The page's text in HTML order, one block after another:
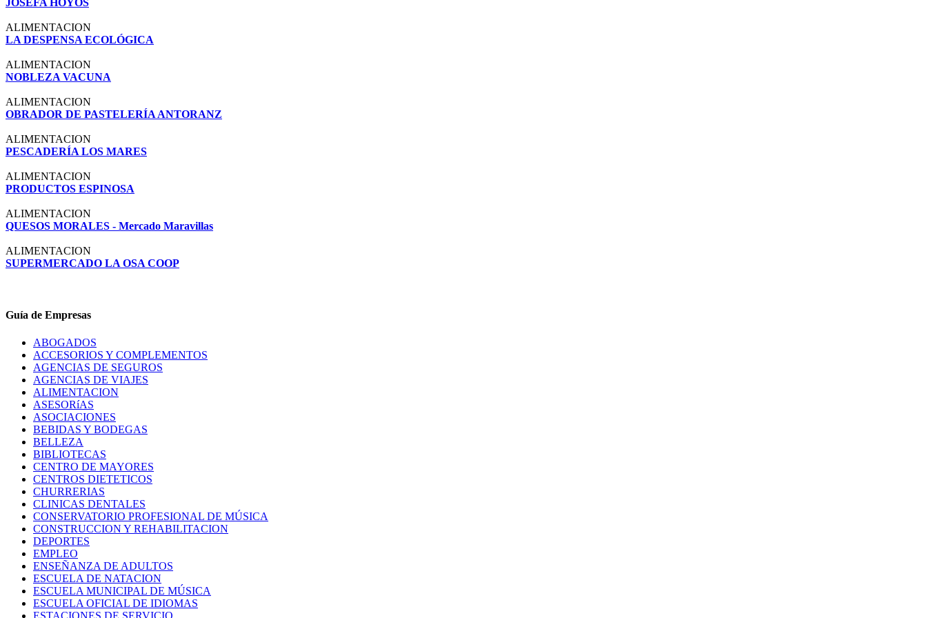
JOSEFA HOYOS
ALIMENTACION
LA DESPENSA ECOLÓGICA
ALIMENTACION
NOBLEZA VACUNA
ALIMENTACION
OBRADOR DE PASTELERÍA ANTORANZ
ALIMENTACION
PESCADERÍA LOS MARES
ALIMENTACION
PRODUCTOS ESPINOSA
ALIMENTACION
QUESOS MORALES - Mercado Maravillas
ALIMENTACION
SUPERMERCADO LA OSA COOP
Guía de Empresas
ABOGADOS
ACCESORIOS Y COMPLEMENTOS
AGENCIAS DE SEGUROS
AGENCIAS DE VIAJES
ALIMENTACION
ASESORíAS
ASOCIACIONES
BEBIDAS Y BODEGAS
BELLEZA
BIBLIOTECAS
CENTRO DE MAYORES
CENTROS DIETETICOS
CHURRERIAS
CLINICAS DENTALES
CONSERVATORIO PROFESIONAL DE MÚSICA
CONSTRUCCION Y REHABILITACION
DEPORTES
EMPLEO
ENSEÑANZA DE ADULTOS
ESCUELA DE NATACION
ESCUELA MUNICIPAL DE MÚSICA
ESCUELA OFICIAL DE IDIOMAS
ESTACIONES DE SERVICIO